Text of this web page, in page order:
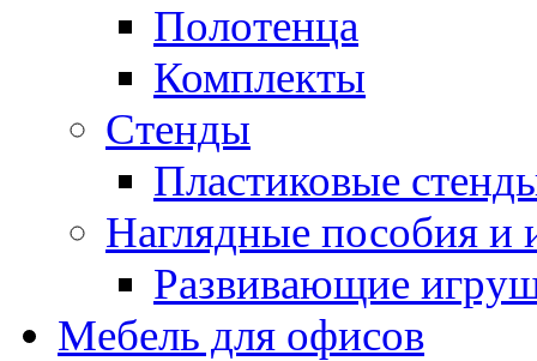
Полотенца
Комплекты
Стенды
Пластиковые
Наглядные пособия и
Развивающие
Мебель для офисов